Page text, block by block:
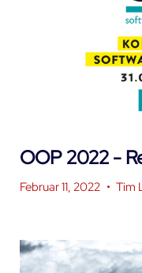
OOP 2022 -
Februar 11, 2022 • Tim